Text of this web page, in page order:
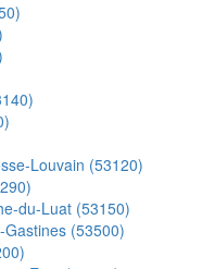
Louvain (53120)
du-Luat (53150)
(53500)